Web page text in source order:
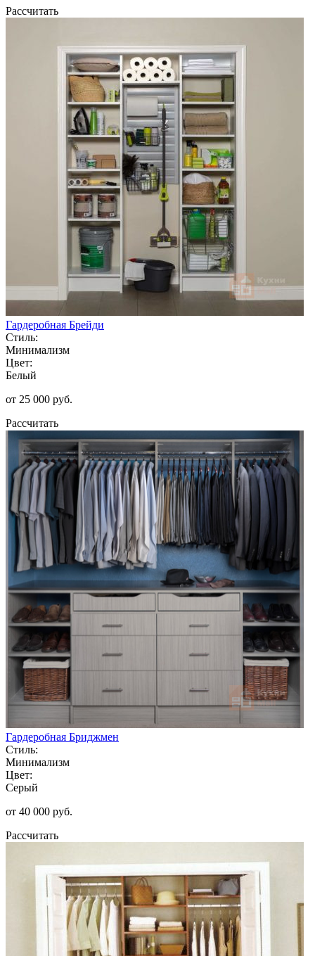
Рассчитать
Гардеробная Брейди
Стиль:
Минимализм
Цвет:
Белый
от 25 000 руб.
Рассчитать
Гардеробная Бриджмен
Стиль:
Минимализм
Цвет:
Серый
от 40 000 руб.
Рассчитать